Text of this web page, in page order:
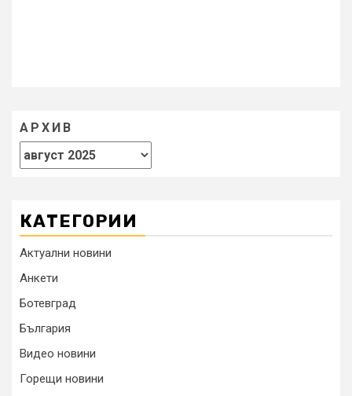
АРХИВ
КАТЕГОРИИ
Актуални новини
Анкети
Ботевград
България
Видео новини
Горещи новини